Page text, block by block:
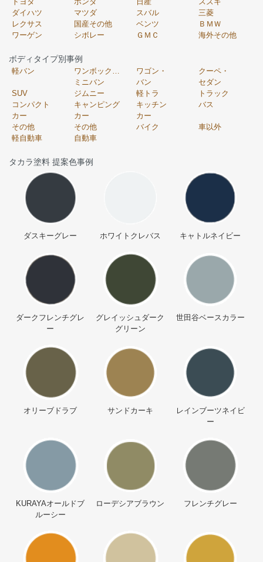
ダイハツ
マツダ スバル
三菱
レクサス
国産その他 ベンツ
ＢＭＷ
ワーゲン
シボレー ＧＭＣ 海外その他
ボディタイプ別事例
軽バン
ミニバン
ワゴン・
バン
クーペ・
セダン
SUV
ジムニー 軽トラ
トラック
コンパクト
カー
キャンピング
カー
キッチン
カー
バス
その他
軽自動車
その他
自動車
バイク 車以外
タカラ塗料 提案色事例
ダスキーグレー ホワイトクレバス キャトルネイビー
ダークフレンチグレ
ー
グレイッシュダーク
グリーン
世田谷ベースカラー
オリーブドラブ サンドカーキ
レインブーツネイビ
ー
KURAYAオールドブ
ルーシー
ローデシアブラウン フレンチグレー